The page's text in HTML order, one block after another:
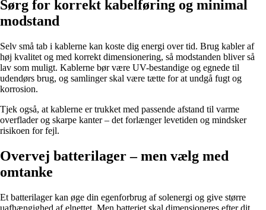
Sørg for korrekt kabelføring og minimal
modstand
Selv små tab i kablerne kan koste dig energi over tid. Brug kabler af
høj kvalitet og med korrekt dimensionering, så modstanden bliver så
lav som muligt. Kablerne bør være UV-bestandige og egnede til
udendørs brug, og samlinger skal være tætte for at undgå fugt og
korrosion.
Tjek også, at kablerne er trukket med passende afstand til varme
overflader og skarpe kanter – det forlænger levetiden og mindsker
risikoen for fejl.
Overvej batterilager – men vælg med
omtanke
Et batterilager kan øge din egenforbrug af solenergi og give større
uafhængighed af elnettet. Men batteriet skal dimensioneres efter dit